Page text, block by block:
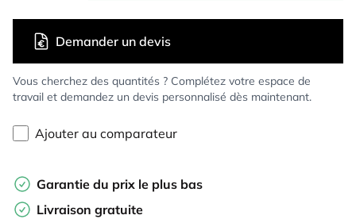
Vous cherchez des quantités ? Complétez votre espace de
travail et demandez un devis personnalisé dès maintenant.
Demander un devis
Ajouter au comparateur
Garantie du prix le plus bas
Livraison gratuite